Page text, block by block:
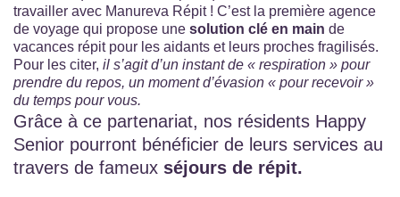
travailler avec Manureva Répit ! C’est la première agence
de voyage qui propose une solution clé en main de
vacances répit pour les aidants et leurs proches fragilisés.
Pour les citer, il s’agit d’un instant de « respiration » pour
prendre du repos, un moment d’évasion « pour recevoir »
du temps pour vous.
Grâce à ce partenariat, nos résidents Happy
Senior pourront bénéficier de leurs services au
travers de fameux séjours de répit.